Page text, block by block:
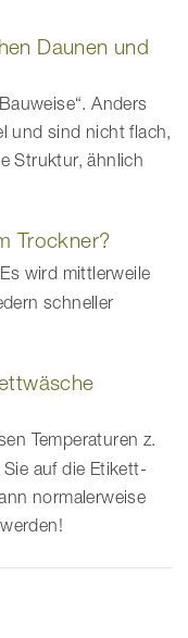
Daunen und
Anders
und sind nicht flach,
Struktur, ähnlich
Trockner?
wird mittlerweile
schneller
Temperaturen z.
auf die Etikett-
normalerweise